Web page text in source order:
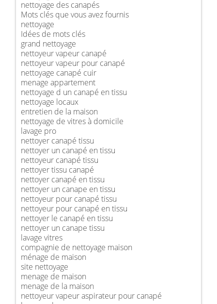
nettoyage des canapés
Mots clés que vous avez fournis
nettoyage
Idées de mots clés
grand nettoyage
nettoyeur vapeur canapé
nettoyeur vapeur pour canapé
nettoyage canapé cuir
menage appartement
nettoyage d un canapé en tissu
nettoyage locaux
entretien de la maison
nettoyage de vitres à domicile
lavage pro
nettoyer canapé tissu
nettoyer un canapé en tissu
nettoyeur canapé tissu
nettoyer tissu canapé
nettoyer canapé en tissu
nettoyer un canape en tissu
nettoyeur pour canapé tissu
nettoyeur pour canapé en tissu
nettoyer le canapé en tissu
nettoyer un canape tissu
lavage vitres
compagnie de nettoyage maison
ménage de maison
site nettoyage
menage de maison
menage de la maison
nettoyeur vapeur aspirateur pour canapé